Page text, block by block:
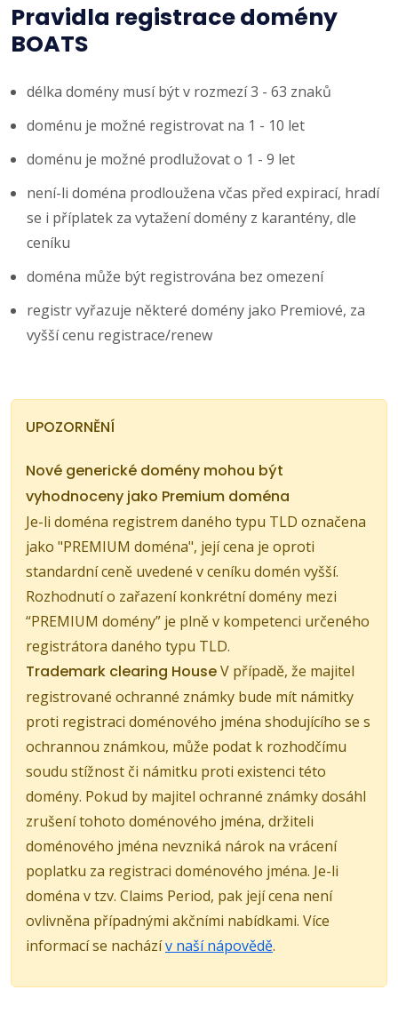
Pravidla registrace domény
BOATS
délka domény musí být v rozmezí 3 - 63 znaků
doménu je možné registrovat na 1 - 10 let
doménu je možné prodlužovat o 1 - 9 let
není-li doména prodloužena včas před expirací, hradí
se i příplatek za vytažení domény z karantény, dle
ceníku
doména může být registrována bez omezení
registr vyřazuje některé domény jako Premiové, za
vyšší cenu registrace/renew
UPOZORNĚNÍ
Nové generické domény mohou být
vyhodnoceny jako Premium doména
Je-li doména registrem daného typu TLD označena
jako "PREMIUM doména", její cena je oproti
standardní ceně uvedené v ceníku domén vyšší.
Rozhodnutí o zařazení konkrétní domény mezi
“PREMIUM domény” je plně v kompetenci určeného
registrátora daného typu TLD.
Trademark clearing HouseV případě, že majitel
registrované ochranné známky bude mít námitky
proti registraci doménového jména shodujícího se s
ochrannou známkou, může podat k rozhodčímu
soudu stížnost či námitku proti existenci této
domény. Pokud by majitel ochranné známky dosáhl
zrušení tohoto doménového jména, držiteli
doménového jména nevzniká nárok na vrácení
poplatku za registraci doménového jména. Je-li
doména v tzv. Claims Period, pak její cena není
ovlivněna případnými akčními nabídkami. Více
informací se nacházív naší nápovědě.